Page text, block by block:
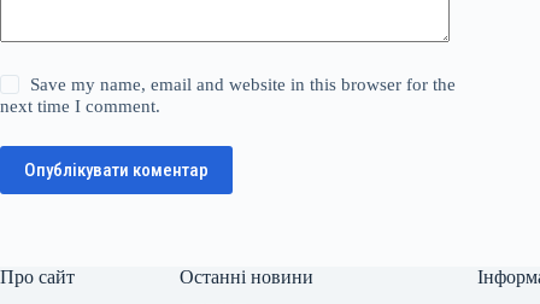
Save my name, email and website in this browser for the
next time I comment.
Опублікувати коментар
Про сайт Останні новини